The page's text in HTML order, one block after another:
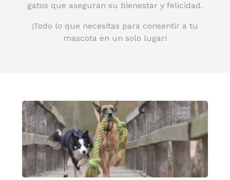
gatos que aseguran su bienestar y felicidad.
¡Todo lo que necesitas para consentir a tu
mascota en un solo lugar!